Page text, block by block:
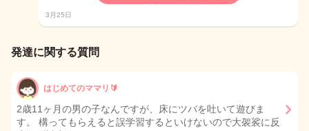
3月25日
発達に関する質問
はじめてのママリ🔰
2歳11ヶ月の男の子なんですが、床にツバを吐いて遊びま
す。 構ってもらえると誤学習するといけないので大袈裟に反